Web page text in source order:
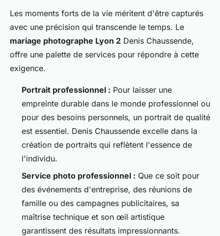
Les moments forts de la vie méritent d'être capturés
avec une précision qui transcende le temps. Le
mariage photographe Lyon 2 Denis Chaussende,
offre une palette de services pour répondre à cette
exigence.
Portrait professionnel : Pour laisser une
empreinte durable dans le monde professionnel ou
pour des besoins personnels, un portrait de qualité
est essentiel. Denis Chaussende excelle dans la
création de portraits qui reflètent l'essence de
l'individu.
Service photo professionnel : Que ce soit pour
des événements d'entreprise, des réunions de
famille ou des campagnes publicitaires, sa
maîtrise technique et son œil artistique
garantissent des résultats impressionnants.